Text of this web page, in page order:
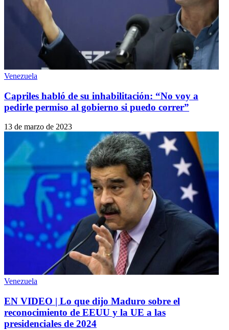
Venezuela
Capriles habló de su inhabilitación: “No voy a
pedirle permiso al gobierno si puedo correr”
13 de marzo de 2023
Venezuela
EN VIDEO | Lo que dijo Maduro sobre el
reconocimiento de EEUU y la UE a las
presidenciales de 2024